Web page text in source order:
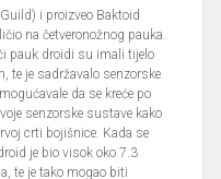
i proizveo Baktoid
na četveronožnog pauka.
pauk droidi su imali tijelo
te je sadržavalo senzorske
da se kreće po
senzorske sustave kako
crti bojišnice. Kada se
je bio visok oko 7.3
te je tako mogao biti